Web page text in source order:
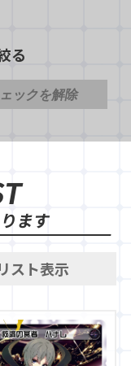
る
ックを解除
ます
スト表示